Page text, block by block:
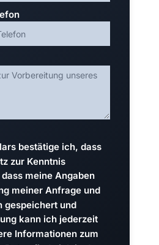
bestätige ich, dass
zur Kenntnis
meine Angaben
meiner Anfrage und
gespeichert und
kann ich jederzeit
Informationen zum